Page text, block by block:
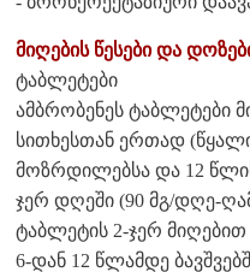
მიღების წესები და
ტაბლეტები
ამბრობენეს ტაბლეტები
სითხესთან ერთად
მოზრდილებსა და 12
ჯერ დღეში (90 მგ/დღე-
ტაბლეტის 2-ჯერ მიღებით
6-დან 12 წლამდე